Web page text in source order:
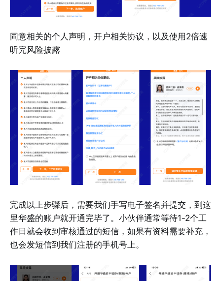
同意相关的个人声明，开户相关协议，以及使用2倍速
听完风险披露
完成以上步骤后，需要我们手写电子签名并提交，到这
里华盛的账户就开通完毕了。小伙伴通常等待1-2个工
作日就会收到审核通过的短信，如果有资料需要补充，
也会发短信到我们注册的手机号上。